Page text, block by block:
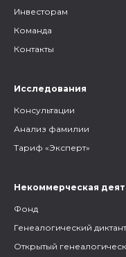
Инвесторам
Команда
Контакты
Исследования
Консультации
Анализ фамилии
Тариф «Эксперт»
Некоммерческая
Фонд
Генеалогический диктант
Открытый